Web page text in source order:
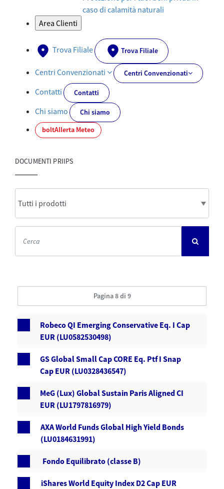
caso di calamità naturali
Area Clienti
Trova Filiale Trova Filiale
Centri Convenzionati Centri Convenzionati
Contatti Contatti
Chi siamo
Chi siamo
boltAllerta Meteo
DOCUMENTI PRIIPS
Pagina 8 di 9
Robeco QI Emerging Conservative Eq. I Cap
EUR (LU0582530498)
GS Global Small Cap CORE Eq. Ptf I Snap
Cap EUR (LU0328436547)
MeG (Lux) Global Sustain Paris Aligned CI
EUR (LU1797816979)
AXA World Funds Global High Yield Bonds
(LU0184631991)
Fondo Equilibrato (classe B)
iShares World Equity Index D2 Cap EUR